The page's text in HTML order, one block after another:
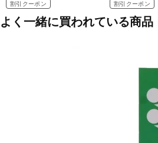
割引クーポン 割引クーポン
よく一緒に買われている商品